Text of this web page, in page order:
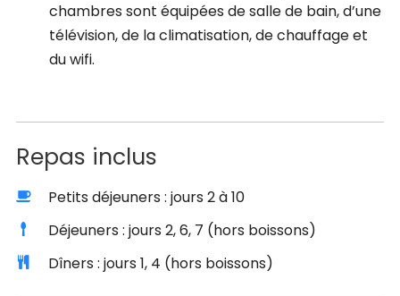
chambres sont équipées de salle de bain, d’une
télévision, de la climatisation, de chauffage et
du wifi.
Repas inclus
Petits déjeuners : jours 2 à 10
Déjeuners : jours 2, 6, 7 (hors boissons)
Dîners : jours 1, 4 (hors boissons)